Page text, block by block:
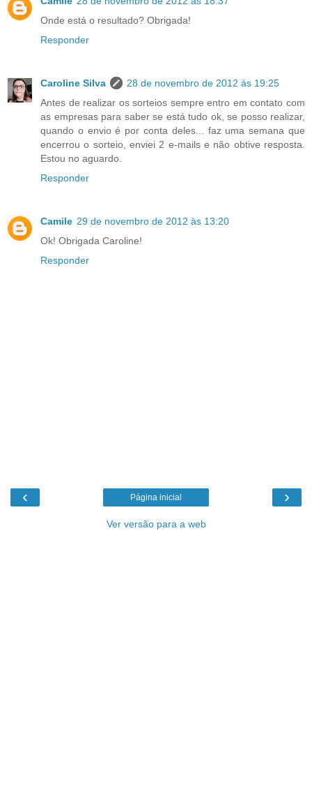
Onde está o resultado? Obrigada!
Responder
Caroline Silva
28 de novembro de 2012 às 19:25
Antes de realizar os sorteios sempre entro em contato com
as empresas para saber se está tudo ok, se posso realizar,
quando o envio é por conta deles... faz uma semana que
encerrou o sorteio, enviei 2 e-mails e não obtive resposta.
Estou no aguardo.
Responder
Camile 29 de novembro de 2012 às 13:20
Ok! Obrigada Caroline!
Responder
‹ ›
Página inicial
Ver versão para a web